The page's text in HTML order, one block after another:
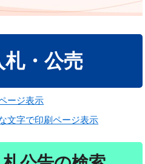
札・公売
ージ表示
文字で印刷ページ表示